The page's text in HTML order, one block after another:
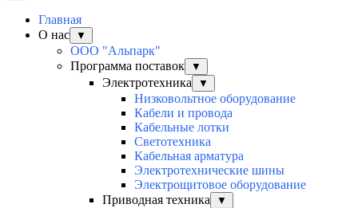
Главная
О нас
▼
ООО "Альпарк"
Программа поставок
▼
Электротехника ▼
Низковольтное оборудование
Кабели и провода
Кабельные лотки
Светотехника
Кабельная арматура
Электротехнические шины
Электрощитовое оборудование
Приводная техника
▼